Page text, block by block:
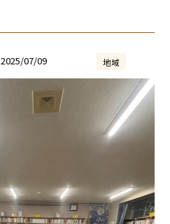
2025/07/09 地域